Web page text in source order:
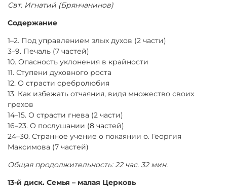
Свт. Игнатий (Брянчанинов)
Содержание
1–2. Под управлением злых духов (2 части)
3–9. Печаль (7 частей)
10. Опасность уклонения в крайности
11. Ступени духовного роста
12. О страсти сребролюбия
13. Как избежать отчаяния, видя множество своих
грехов
14–15. О страсти гнева (2 части)
16–23. О послушании (8 частей)
24–30. Странное учение о покаянии о. Георгия
Максимова (7 частей)
Общая продолжительность: 22 час. 32 мин.
13-й диск. Семья – малая Церковь